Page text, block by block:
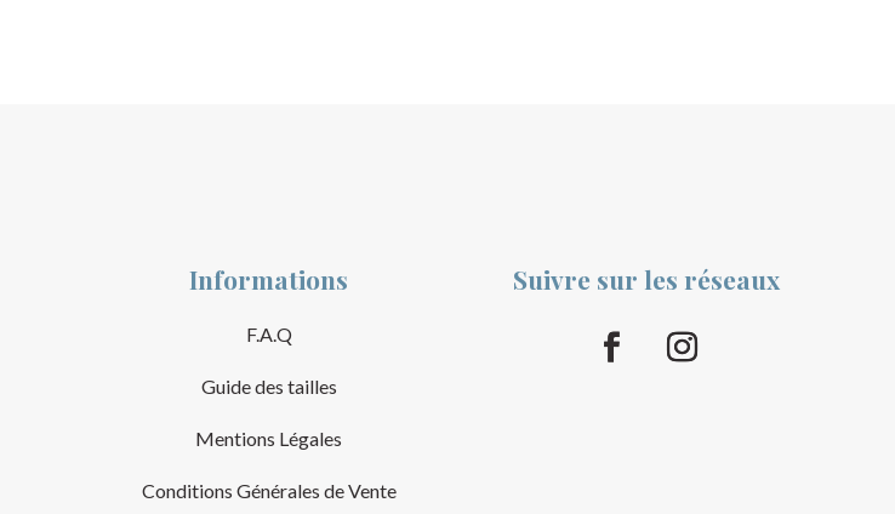
Informations
F.A.Q
Guide des tailles
Mentions Légales
Conditions Générales de Vente
Suivre sur les réseaux